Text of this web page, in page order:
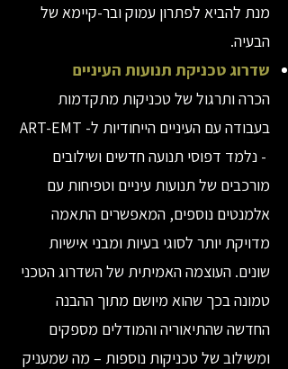
מנת להביא לפתרון עמוק ובר-קיימא של
הבעיה.
שדרוג טכניקת תנועות העיניים
הכרה ותרגול של טכניקות מתקדמות
בעבודה עם העיניים הייחודיות ל- ART-EMT
- נלמד דפוסי תנועה חדשים ושילובים
מורכבים של תנועות עיניים וטפיחות עם
אלמנטים נוספים, המאפשרים התאמה
מדויקת יותר לסוגי בעיות ומבני אישיות
שונים. העוצמה האמיתית של השדרוג הטכני
טמונה בכך שהוא מיושם מתוך ההבנה
החדשה שהתיאוריה והמודלים מספקים
ומשילוב של טכניקות נוספות – מה שמעניק